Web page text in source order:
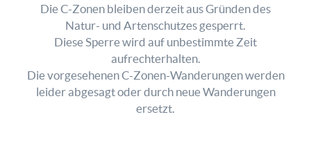
Die C-Zonen bleiben derzeit aus Gründen des
Natur- und Artenschutzes gesperrt.
Diese Sperre wird auf unbestimmte Zeit
aufrechterhalten.
Die vorgesehenen C-Zonen-Wanderungen werden
leider abgesagt oder durch neue Wanderungen
ersetzt.